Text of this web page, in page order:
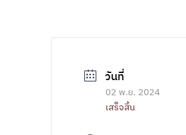
02 พ.ย. 2024
เสร็จสิ้น